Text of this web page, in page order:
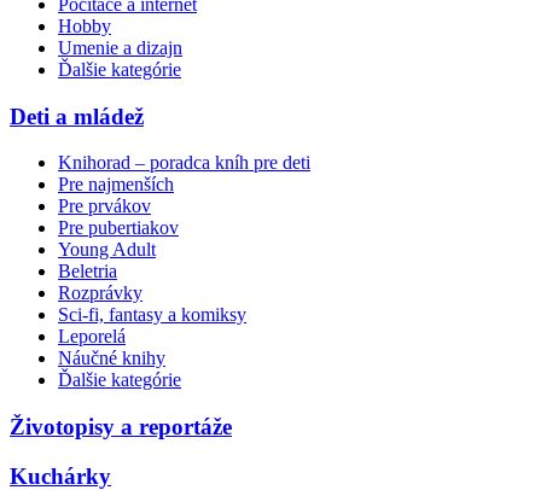
Hobby
Umenie a dizajn
Ďalšie kategórie
Deti a mládež
Knihorad – poradca kníh pre deti
Pre najmenších
Pre prvákov
Pre pubertiakov
Young Adult
Beletria
Rozprávky
Sci-fi, fantasy a komiksy
Leporelá
Náučné knihy
Ďalšie kategórie
Životopisy a reportáže
Kuchárky